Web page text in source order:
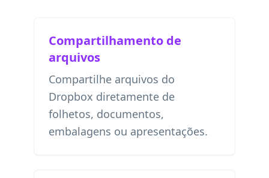
Compartilhamento de
arquivos
Compartilhe arquivos do
Dropbox diretamente de
folhetos, documentos,
embalagens ou apresentações.